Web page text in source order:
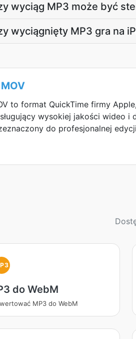
wyciąg MP3 może być
wyciągnięty MP3 gra na
MOV
to format QuickTime firmy Apple,
wysokiej jakości wideo i
do profesjonalnej
do WebM
MP3 do WebM